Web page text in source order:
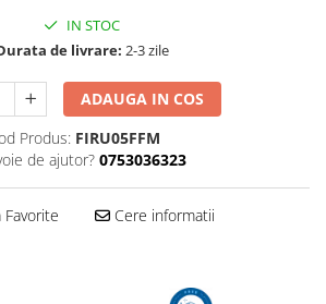
IN STOC
de livrare: 2-3 zile
ADAUGA IN COS
Produs: FIRU05FFM
de ajutor? 0753036323
Cere informatii